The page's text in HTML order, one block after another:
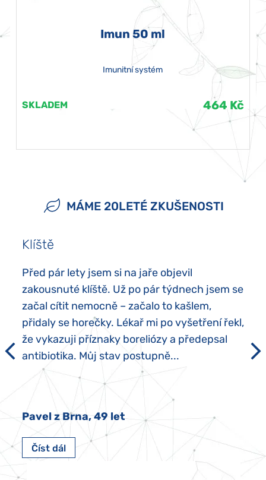
Imun 50 ml
Imunitní systém
SKLADEM 464 Kč
MÁME 20LETÉ ZKUŠENOSTI
Klíště
Před pár lety jsem si na jaře objevil
zakousnuté klíště. Už po pár týdnech jsem se
začal cítit nemocně – začalo to kašlem,
přidaly se horečky. Lékař mi po vyšetření řekl,
že vykazuji příznaky boreliózy a předepsal
antibiotika. Můj stav postupně...
Pavel z Brna, 49 let
Číst dál